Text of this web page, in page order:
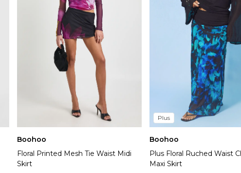
Boohoo
Floral Printed Mesh Tie Waist Midi
Skirt
Plus
Boohoo
Plus Floral Ruched Waist
Maxi Skirt